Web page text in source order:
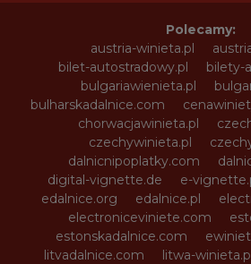
Polecamy:
austria-winieta.pl
bilet-autostradowy.pl
bilety-
bulgariawienieta.pl
bulharskadalnice.com
chorwacjawinieta.pl
czechywinieta.pl
dalnicnipoplatky.com
digital-vignette.de
e-
edalnice.org
edalnice.pl
electroniceviniete.com
estonskadalnice.com
litvadalnice.com
litwa-